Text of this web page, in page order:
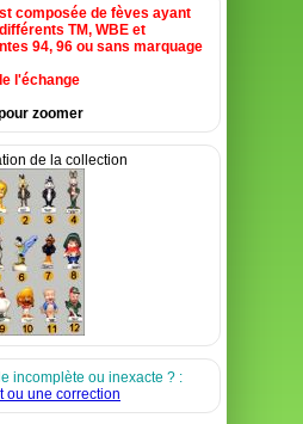
composée de fèves ayant
TM, WBE et
94, 96 ou sans marquage
l'échange
zoomer
de la collection
incomplète ou inexacte ? :
ou une correction